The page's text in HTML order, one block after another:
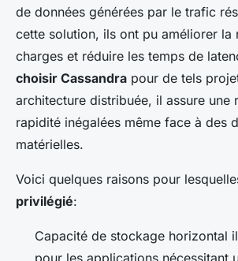
de données générées par le trafic
cette solution, ils ont pu améliorer la
charges et réduire les temps de
choisir Cassandra pour de tels
architecture distribuée, il assure une
rapidité inégalées même face à des
matérielles.
Voici quelques raisons pour
privilégié:
Capacité de stockage horizontal